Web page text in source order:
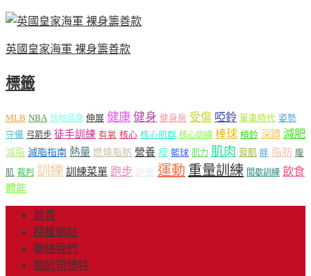
英國皇家海軍 裸身籌善款
標籤
MLB NBA 伏地挺身 伸展 健康 健身 健身房 受傷 啞鈴 單車時代 姿勢
守備 弓箭步 徒手訓練 有氧 核心 核心肌群 核心訓練 棒球 槓鈴 深蹲 減肥
減脂 減脂指南 熱量 燃燒脂肪 營養 瘦 籃球 肌力 肌肉 背肌 胖 脂肪 腹
肌 裁判 訓練 訓練菜單 跑步 跑者 運動 重量訓練 間歇訓練 飲食
體能
首頁
授權網站
聯絡我們
關於司博特